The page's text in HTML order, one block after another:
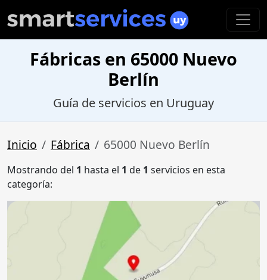
Fábricas en 65000 Nuevo
Berlín
Guía de servicios en Uruguay
Inicio Fábrica 65000 Nuevo Berlín
Mostrando del 1 hasta el 1 de 1 servicios en esta
categoría: